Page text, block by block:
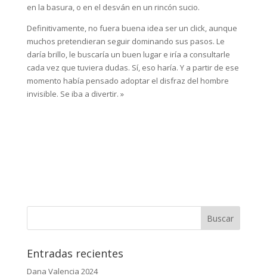
en la basura, o en el desván en un rincón sucio.
Definitivamente, no fuera buena idea ser un click, aunque
muchos pretendieran seguir dominando sus pasos. Le
daría brillo, le buscaría un buen lugar e iría a consultarle
cada vez que tuviera dudas. Sí, eso haría. Y a partir de ese
momento había pensado adoptar el disfraz del hombre
invisible. Se iba a divertir. »
Entradas recientes
Dana Valencia 2024